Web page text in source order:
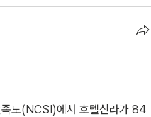
도(NCSI)에서 호텔신라가 84